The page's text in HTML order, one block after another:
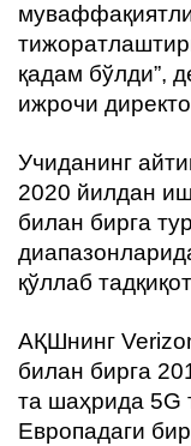
қадам бўлди”,
ижрочи
Учиданинг
2020 йилдан
билан бирга
қўллаб
АҚШнинг
билан бирга
та шаҳрида 5G
Европадаги